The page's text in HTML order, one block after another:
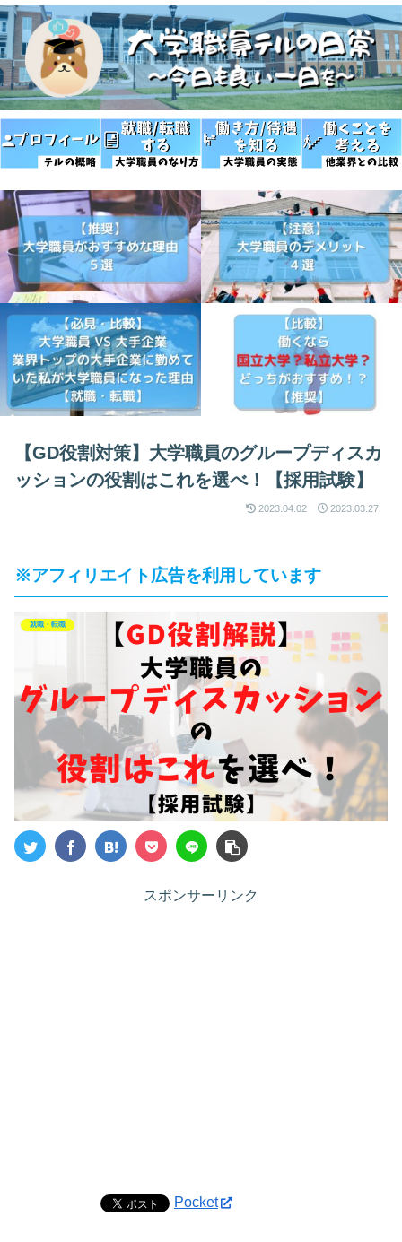
【GD役割対策】大学職員のグループディスカ
ッションの役割はこれを選べ！【採用試験】
2023.04.02 2023.03.27
※アフィリエイト広告を利用しています
就職・転職
スポンサーリンク
Pocket